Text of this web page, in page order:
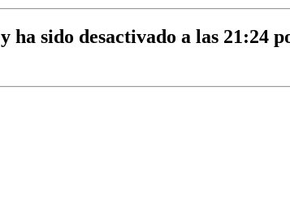
sido desactivado a las 21:24